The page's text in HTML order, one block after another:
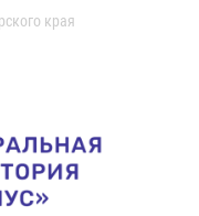
края